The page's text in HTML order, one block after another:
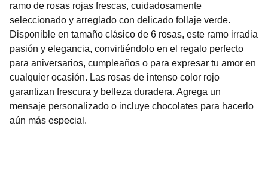
ramo de rosas rojas frescas, cuidadosamente
seleccionado y arreglado con delicado follaje verde.
Disponible en tamaño clásico de 6 rosas, este ramo irradia
pasión y elegancia, convirtiéndolo en el regalo perfecto
para aniversarios, cumpleaños o para expresar tu amor en
cualquier ocasión. Las rosas de intenso color rojo
garantizan frescura y belleza duradera. Agrega un
mensaje personalizado o incluye chocolates para hacerlo
aún más especial.